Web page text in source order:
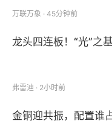
挑战与机遇、问题及
万联万象 · 45分钟前
龙头四连板！“光”之
弗雷迪 · 2小时前
金铜迎共振，配置谁